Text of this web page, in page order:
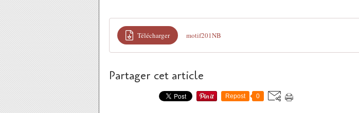
Télécharger motif201NB
Partager cet article
Repost 0